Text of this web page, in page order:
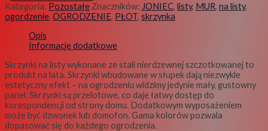
Kategoria: PozostałeZnaczników: JONIEC, listy, MUR, na listy,
ogordzenie, OGRODZENIE, PŁOT, skrzynka
Opis
Informacje dodatkowe
Skrzynki na listy wykonane ze stali nierdzewnej szczotkowanej to
produkt na lata. Skrzynki wbudowane w słupek dają niezwykle
estetyczny efekt – na ogrodzeniu widzimy jedynie mały, gustowny
panel. Skrzynki są przelotowe, co daje łatwy dostęp do
korespondencji od strony domu. Dodatkowym wyposażeniem
może być dzwonek lub domofon. Gama kolorów pozwala
dopasować się do każdego ogrodzenia.